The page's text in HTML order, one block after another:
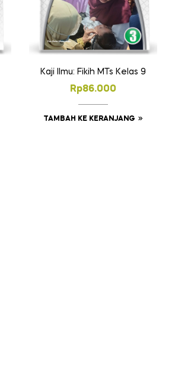
Kaji Ilmu: Fikih MTs Kelas 9
Rp86.000
TAMBAH KE KERANJANG